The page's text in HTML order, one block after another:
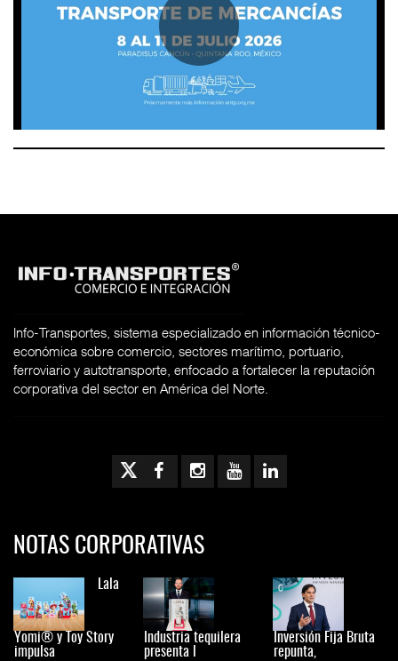
Info-Transportes, sistema especializado en información técnico-
económica sobre comercio, sectores marítimo, portuario,
ferroviario y autotransporte, enfocado a fortalecer la reputación
corporativa del sector en América del Norte.
NOTAS CORPORATIVAS
Lala
Yomi® y Toy Story
impulsa
Industria tequilera
presenta l
Inversión Fija Bruta
repunta,